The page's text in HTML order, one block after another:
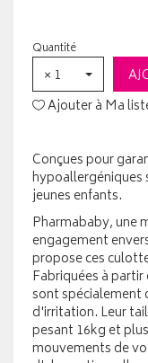
Quantité
× 1
Ajouter à Ma
Conçues pour
hypoallergéniques
jeunes enfants.
Pharmababy, une
engagement
propose ces
Fabriquées à
sont spécialement
d'irritation. Leur
pesant 16kg et
mouvements de